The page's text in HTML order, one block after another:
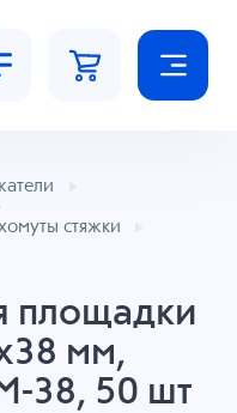
стяжки
площадки
мм,
38, 50 шт